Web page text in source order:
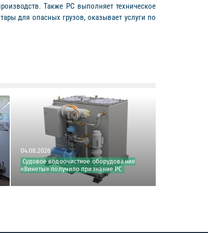
Также РС выполняет техническое
для опасных грузов, оказывает услуги по
04.08.2026
Судовое водоочистное оборудование
«Винеты» получило признание РС